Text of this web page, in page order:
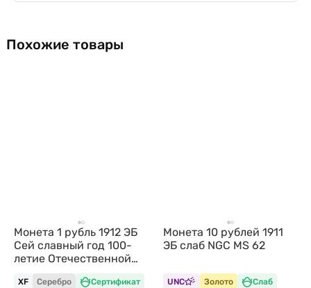
Похожие товары
Монета 1 рубль 1912 ЭБ
Сей славный год 100-
летие Отечественной
войны 1812
XF Серебро Сертификат
Монета 10 рублей 1911
ЭБ слаб NGC MS 62
UNC Золото Слаб